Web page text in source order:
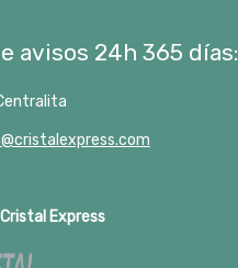
avisos 24h 365 días:
Express